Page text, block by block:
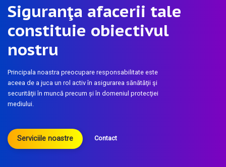
Siguranţa afacerii tale
constituie obiectivul
nostru
Principala noastra preocupare responsabilitate este
aceea de a juca un rol activ în asigurarea sănătăţii şi
securităţii în muncă precum și în domeniul protecţiei
mediului.
Serviciile noastre Contact